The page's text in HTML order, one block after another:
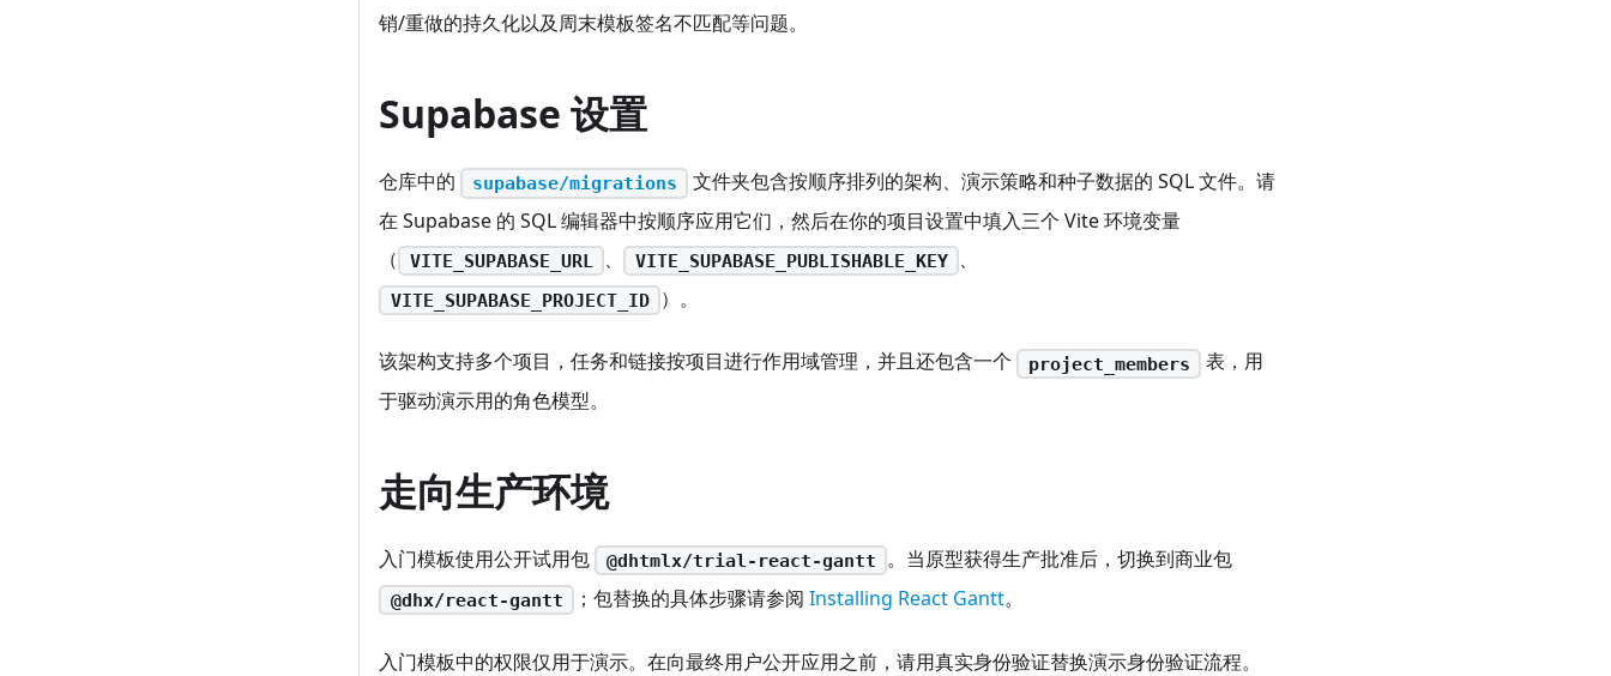
销/重做的持久化以及周末模板签名不匹配等问题。
Supabase 设置
仓库中的 supabase/migrations
文件夹包含按顺序排列的架构、演示策略和种子数据的 SQL 文件。请
在 Supabase 的 SQL 编辑器中按顺序应用它们，然后在你的项目设置中填入三个 Vite 环境变量
（
VITE_SUPABASE_URL 、 VITE_SUPABASE_PUBLISHABLE_KEY 、
VITE_SUPABASE_PROJECT_ID ）。
该架构支持多个项目，任务和链接按项目进行作用域管理，并且还包含一个 project_members
表，用
于驱动演示用的角色模型。
走向生产环境
入门模板使用公开试用包 @dhtmlx/trial-react-gantt 。当原型获得生产批准后，切换到商业包
@dhx/react-gantt ；包替换的具体步骤请参阅Installing React Gantt。
入门模板中的权限仅用于演示。在向最终用户公开应用之前，请用真实身份验证替换演示身份验证流程。